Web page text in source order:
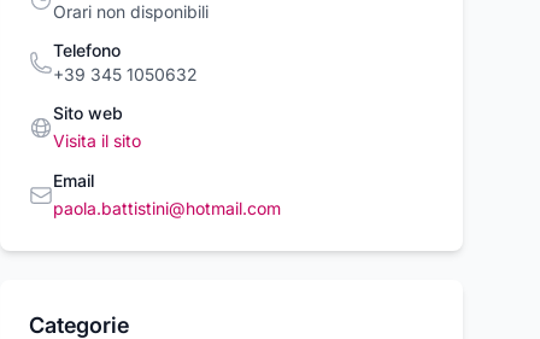
€
Orari non disponibili
Telefono
+39 345 1050632
Sito web
Visita il sito
Email
paola.battistini@hotmail.com
Categorie